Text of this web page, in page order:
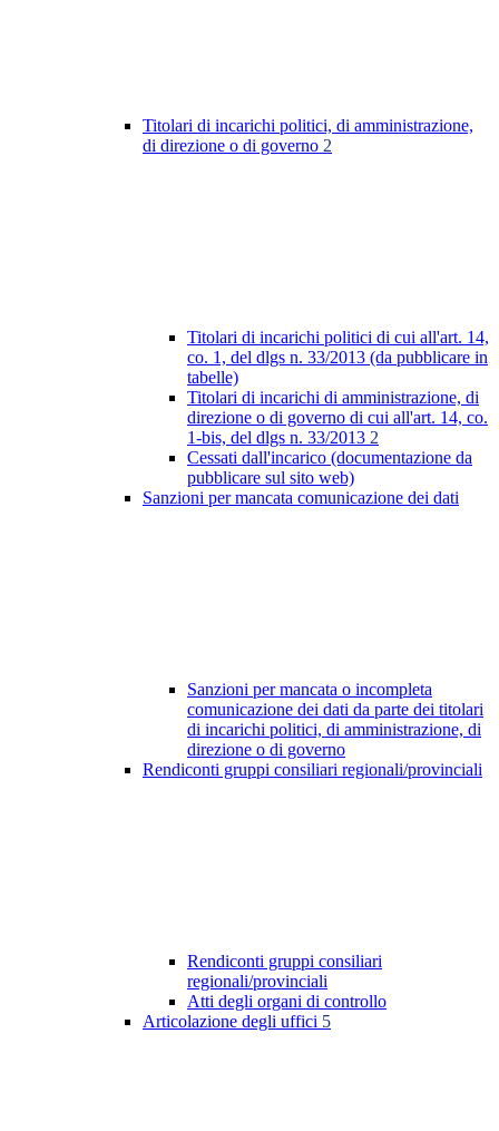
Titolari di incarichi politici, di amministrazione,
di direzione o di governo 2
Titolari di incarichi politici di cui all'art. 14,
co. 1, del dlgs n. 33/2013 (da pubblicare in
tabelle)
Titolari di incarichi di amministrazione, di
direzione o di governo di cui all'art. 14, co.
1-bis, del dlgs n. 33/2013 2
Cessati dall'incarico (documentazione da
pubblicare sul sito web)
Sanzioni per mancata comunicazione dei dati
Sanzioni per mancata o incompleta
comunicazione dei dati da parte dei titolari
di incarichi politici, di amministrazione, di
direzione o di governo
Rendiconti gruppi consiliari regionali/provinciali
Rendiconti gruppi consiliari
regionali/provinciali
Atti degli organi di controllo
Articolazione degli uffici 5